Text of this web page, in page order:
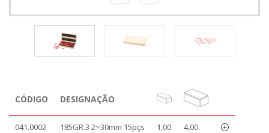
CÓDIGO DESIGNAÇÃO
041.0002 185GR.3 2~30mm 15pçs 1,00 4,00